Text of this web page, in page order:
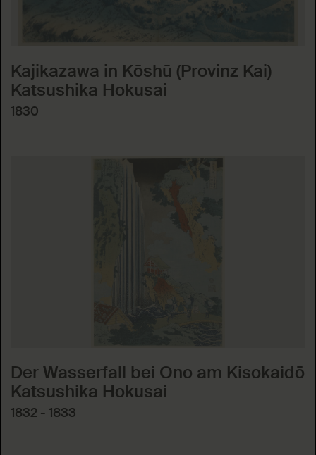
Kajikazawa in Kōshū (Provinz Kai)
Katsushika Hokusai
1830
Der Wasserfall bei Ono am Kisokaidō
Katsushika Hokusai
1832 - 1833